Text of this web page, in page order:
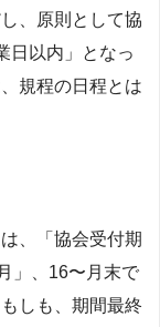
、原則として協
日以内」となっ
規程の日程とは
、「協会受付期
」、16〜月末で
しも、期間最終